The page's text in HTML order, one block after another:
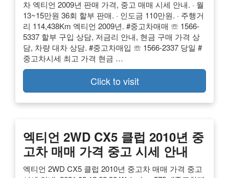
차 엑티언 2009년 판매 가격, 중고 매매 시세 안내. · 월
13~15만원 36회 할부 판매. · 인도금 110만원. · 주행거
리 114,438Km 엑티언 2009년. #중고차매매 ☏ 1566-
5337 할부 구입 상담, 저금리 안내, 현금 구매 가격 상
담, 차량 대차 상담. #중고차매입 ☏ 1566-2337 당일 #
중고차시세 최고 가격 현금 …
Click to visit
엑티언 2WD CX5 클럽 2010년 중
고차 매매 가격 중고 시세 안내
엑티언 2WD CX5 클럽 2010년 중고차 매매 가격 중고